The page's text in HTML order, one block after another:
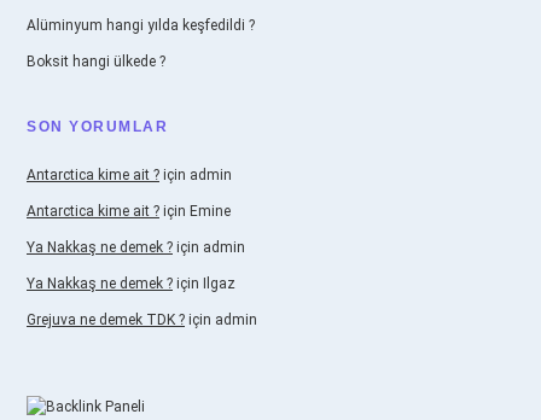
Alüminyum hangi yılda keşfedildi ?
Boksit hangi ülkede ?
SON YORUMLAR
Antarctica kime ait ? için admin
Antarctica kime ait ? için Emine
Ya Nakkaş ne demek ? için admin
Ya Nakkaş ne demek ? için Ilgaz
Grejuva ne demek TDK ? için admin